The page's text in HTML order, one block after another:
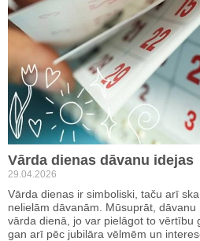
Vārda dienas dāvanu idejas
29.04.2026
Vārda dienas ir simboliski, taču arī
nelielām dāvanām. Mūsuprāt,
vārda dienā, jo var pielāgot to vērtību
gan arī pēc jubilāra vēlmēm un